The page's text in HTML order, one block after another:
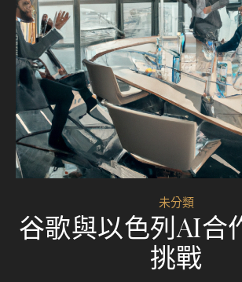
未分類
谷歌與以色列AI合
挑戰